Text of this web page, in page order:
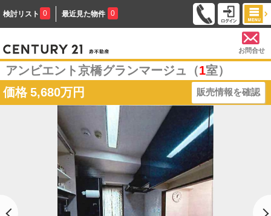
検討リスト 0 最近見た物件 0
お問合せ
アンビエント京橋グランマージュ（1室）
価格 5,680万円 販売情報を確認